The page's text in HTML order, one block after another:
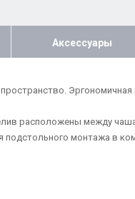
Аксессуары
расположены между
монтажа в